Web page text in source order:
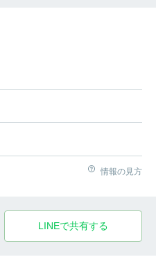
情報の見方
LINEで共有する